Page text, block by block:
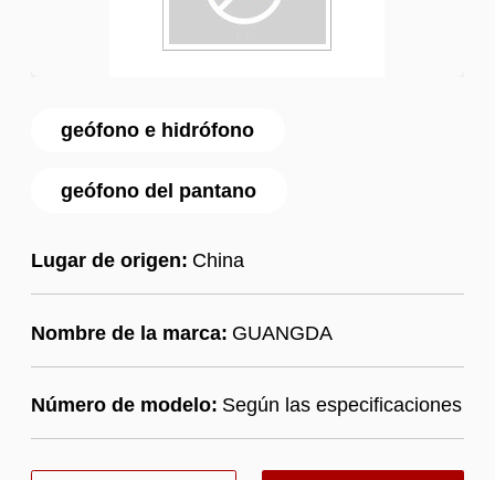
geófono e hidrófono
geófono del pantano
Lugar de origen: China
Nombre de la marca: GUANGDA
Número de modelo: Según las especificaciones